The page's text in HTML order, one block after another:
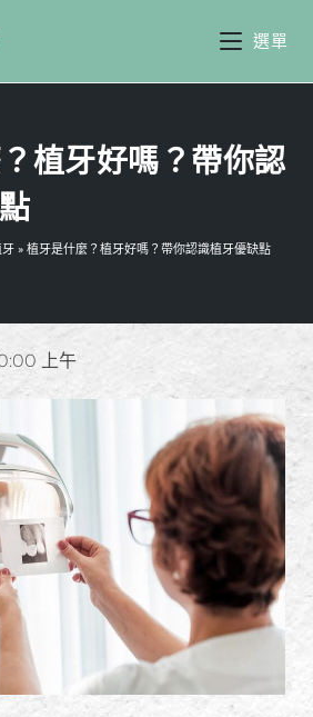
選單
植牙好嗎？帶你認
牙 » 植牙是什麼？植牙好嗎？帶你認識植牙優缺點
上午